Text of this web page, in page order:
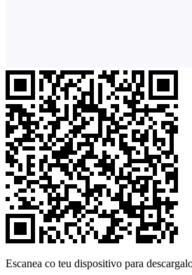
Escanea co teu dispositivo para